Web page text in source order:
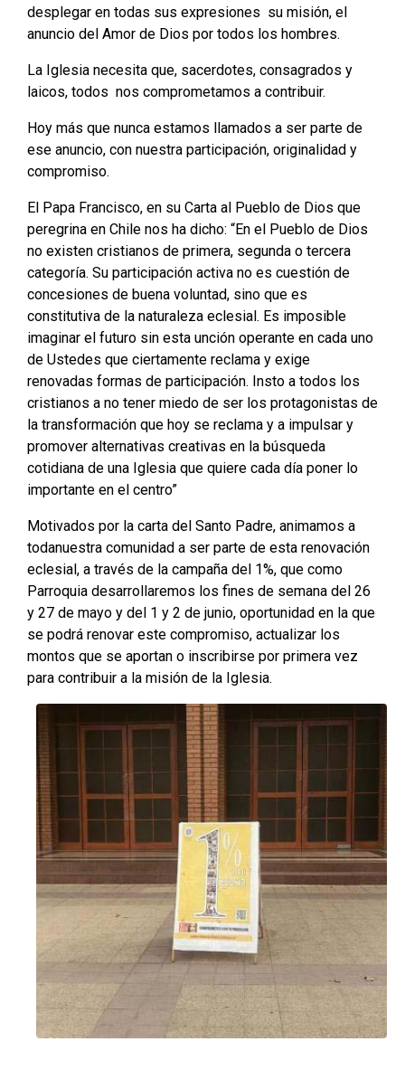
desplegar en todas sus expresiones su misión, el
anuncio del Amor de Dios por todos los hombres.
La Iglesia necesita que, sacerdotes, consagrados y
laicos, todos nos comprometamos a contribuir.
Hoy más que nunca estamos llamados a ser parte de
ese anuncio, con nuestra participación, originalidad y
compromiso.
El Papa Francisco, en su Carta al Pueblo de Dios que
peregrina en Chile nos ha dicho: “En el Pueblo de Dios
no existen cristianos de primera, segunda o tercera
categoría. Su participación activa no es cuestión de
concesiones de buena voluntad, sino que es
constitutiva de la naturaleza eclesial. Es imposible
imaginar el futuro sin esta unción operante en cada uno
de Ustedes que ciertamente reclama y exige
renovadas formas de participación. Insto a todos los
cristianos a no tener miedo de ser los protagonistas de
la transformación que hoy se reclama y a impulsar y
promover alternativas creativas en la búsqueda
cotidiana de una Iglesia que quiere cada día poner lo
importante en el centro”
Motivados por la carta del Santo Padre, animamos a
todanuestra comunidad a ser parte de esta renovación
eclesial, a través de la campaña del 1%, que como
Parroquia desarrollaremos los fines de semana del 26
y 27 de mayo y del 1 y 2 de junio, oportunidad en la que
se podrá renovar este compromiso, actualizar los
montos que se aportan o inscribirse por primera vez
para contribuir a la misión de la Iglesia.